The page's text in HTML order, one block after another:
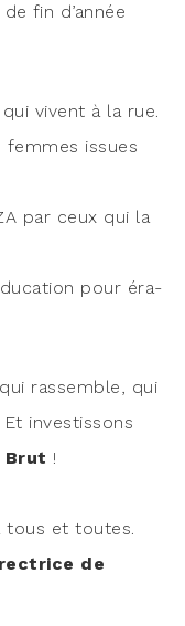
fin d’année
vivent à la rue.
femmes issues
par ceux qui la
pour éra­
ras­semble, qui
inves­tis­sons
Brut !
tous et toutes.
de